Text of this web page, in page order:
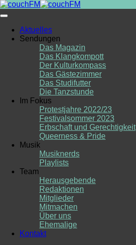
Skip
to
Aktuelles
Sendungen
Das Magazin
Das Klangkompott
Der Kulturkompass
Das Gästezimmer
Das Studifutter
Die Tanzstunde
Im Fokus
Protestjahre 2022/23
Festivalsommer 2023
Erbschaft und Gerechtigkeit
Queerness & Pride
Musik
Musiknerds
Playlists
Team
Herausgebende
Redaktionen
Mitglieder
Mitmachen
Über uns
Ehemalige
Kontakt